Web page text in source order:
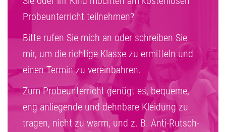
Probeunterricht teilnehmen?
Bitte rufen Sie mich an oder schreiben Sie
mir, um die richtige Klasse zu ermitteln und
einen Termin zu vereinbahren.
Zum Probeunterricht genügt es, bequeme,
eng anliegende und dehnbare Kleidung zu
tragen, nicht zu warm, und z. B. Anti-Rutsch-